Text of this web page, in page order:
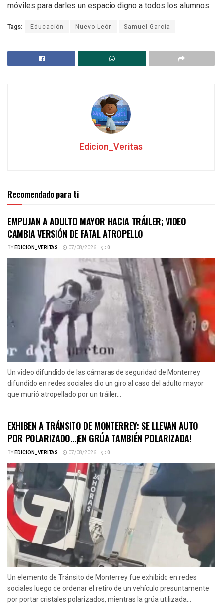
móviles para darles un espacio digno a todos los alumnos.
Tags: Educación Nuevo León Samuel García
Edicion_Veritas
Recomendado para ti
EMPUJAN A ADULTO MAYOR HACIA TRÁILER; VIDEO
CAMBIA VERSIÓN DE FATAL ATROPELLO
BYEDICION_VERITAS 07/08/2026 0
Un video difundido de las cámaras de seguridad de Monterrey
difundido en redes sociales dio un giro al caso del adulto mayor
que murió atropellado por un tráiler...
EXHIBEN A TRÁNSITO DE MONTERREY: SE LLEVAN AUTO
POR POLARIZADO…¡EN GRÚA TAMBIÉN POLARIZADA!
BYEDICION_VERITAS 07/08/2026 0
Un elemento de Tránsito de Monterrey fue exhibido en redes
sociales luego de ordenar el retiro de un vehículo presuntamente
por portar cristales polarizados, mientras la grúa utilizada...